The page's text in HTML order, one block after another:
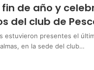
de año y
del club de
estuvieron presentes el
en la sede del club…